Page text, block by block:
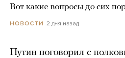
Вот какие вопросы до сих
НОВОСТИ 2 дня назад
Путин поговорил с